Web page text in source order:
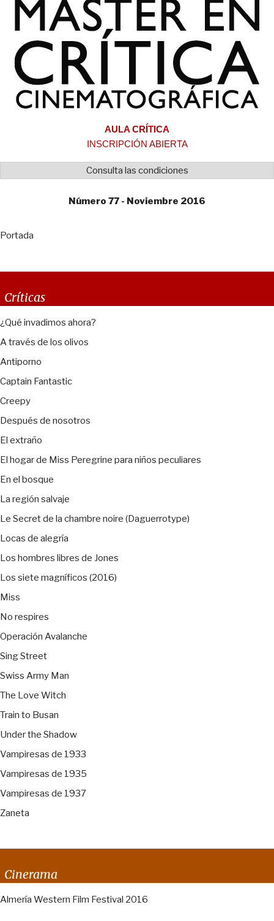
AULA CRÍTICA
INSCRIPCIÓN ABIERTA
Consulta las condiciones
Número 77 - Noviembre 2016
Portada
Críticas
¿Qué invadimos ahora?
A través de los olivos
Antiporno
Captain Fantastic
Creepy
Después de nosotros
El extraño
El hogar de Miss Peregrine para niños peculiares
En el bosque
La región salvaje
Le Secret de la chambre noire (Daguerrotype)
Locas de alegría
Los hombres libres de Jones
Los siete magníficos (2016)
Miss
No respires
Operación Avalanche
Sing Street
Swiss Army Man
The Love Witch
Train to Busan
Under the Shadow
Vampiresas de 1933
Vampiresas de 1935
Vampiresas de 1937
Zaneta
Cinerama
Almería Western Film Festival 2016